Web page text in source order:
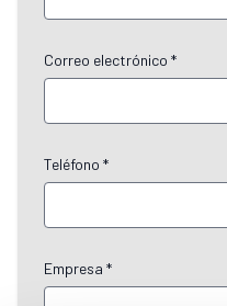
Correo electrónico *
Teléfono *
Empresa *